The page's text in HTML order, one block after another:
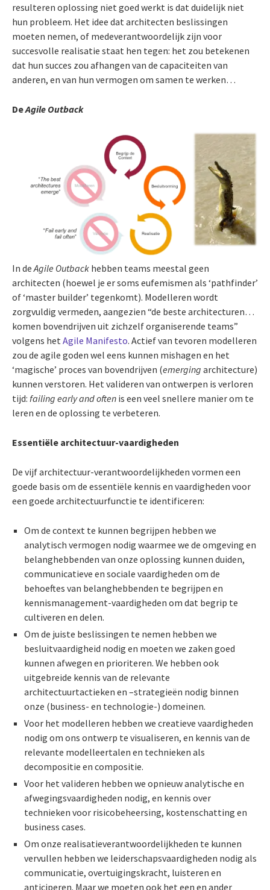
resulteren oplossing niet goed werkt is dat duidelijk niet
hun probleem. Het idee dat architecten beslissingen
moeten nemen, of medeverantwoordelijk zijn voor
succesvolle realisatie staat hen tegen: het zou betekenen
dat hun succes zou afhangen van de capaciteiten van
anderen, en van hun vermogen om samen te werken…
DeAgile Outback
In de Agile Outback hebben teams meestal geen
architecten (hoewel je er soms eufemismen als ‘pathfinder’
of ‘master builder’ tegenkomt). Modelleren wordt
zorgvuldig vermeden, aangezien “de beste architecturen…
komen bovendrijven uit zichzelf organiserende teams”
volgens het Agile Manifesto. Actief van tevoren modelleren
zou de agile goden wel eens kunnen mishagen en het
‘magische’ proces van bovendrijven (emerging architecture)
kunnen verstoren. Het valideren van ontwerpen is verloren
tijd: failing early and often is een veel snellere manier om te
leren en de oplossing te verbeteren.
Essentiële architectuur-vaardigheden
De vijf architectuur-verantwoordelijkheden vormen een
goede basis om de essentiële kennis en vaardigheden voor
een goede architectuurfunctie te identificeren:
Om de context te kunnen begrijpen hebben we
analytisch vermogen nodig waarmee we de omgeving en
belanghebbenden van onze oplossing kunnen duiden,
communicatieve en sociale vaardigheden om de
behoeftes van belanghebbenden te begrijpen en
kennismanagement-vaardigheden om dat begrip te
cultiveren en delen.
Om de juiste beslissingen te nemen hebben we
besluitvaardigheid nodig en moeten we zaken goed
kunnen afwegen en prioriteren. We hebben ook
uitgebreide kennis van de relevante
architectuurtactieken en –strategieën nodig binnen
onze (business- en technologie-) domeinen.
Voor het modelleren hebben we creatieve vaardigheden
nodig om ons ontwerp te visualiseren, en kennis van de
relevante modelleertalen en technieken als
decompositie en compositie.
Voor het valideren hebben we opnieuw analytische en
afwegingsvaardigheden nodig, en kennis over
technieken voor risicobeheersing, kostenschatting en
business cases.
Om onze realisatieverantwoordelijkheden te kunnen
vervullen hebben we leiderschapsvaardigheden nodig als
communicatie, overtuigingskracht, luisteren en
anticiperen. Maar we moeten ook het een en ander